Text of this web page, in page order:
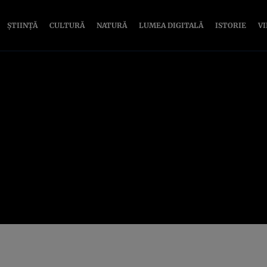
ȘTIINȚĂ CULTURĂ NATURĂ LUMEA DIGITALĂ ISTORIE